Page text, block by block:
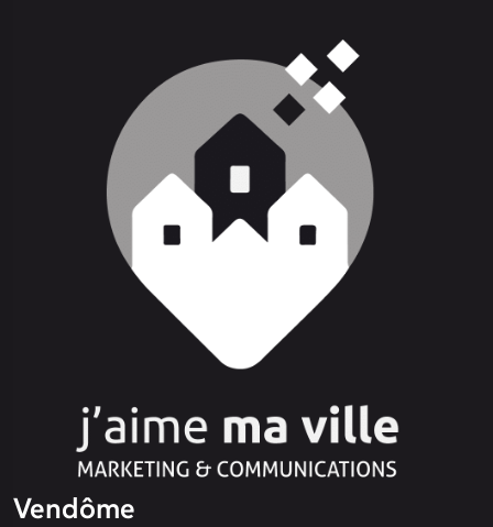
Vendôme